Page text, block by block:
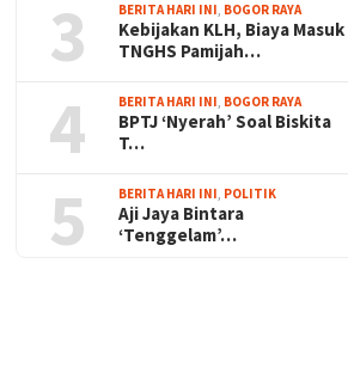
3 BERITA HARI INI, BOGOR RAYA
Kebijakan KLH, Biaya Masuk
TNGHS Pamijah…
4 BERITA HARI INI, BOGOR RAYA
BPTJ ‘Nyerah’ Soal Biskita
T…
5 BERITA HARI INI, POLITIK
Aji Jaya Bintara
‘Tenggelam’…